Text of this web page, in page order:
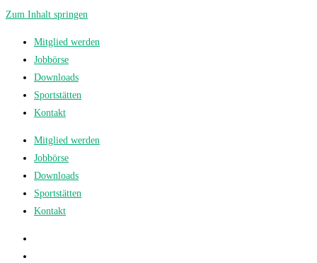
Zum Inhalt springen
Mitglied werden
Jobbörse
Downloads
Sportstätten
Kontakt
Mitglied werden
Jobbörse
Downloads
Sportstätten
Kontakt